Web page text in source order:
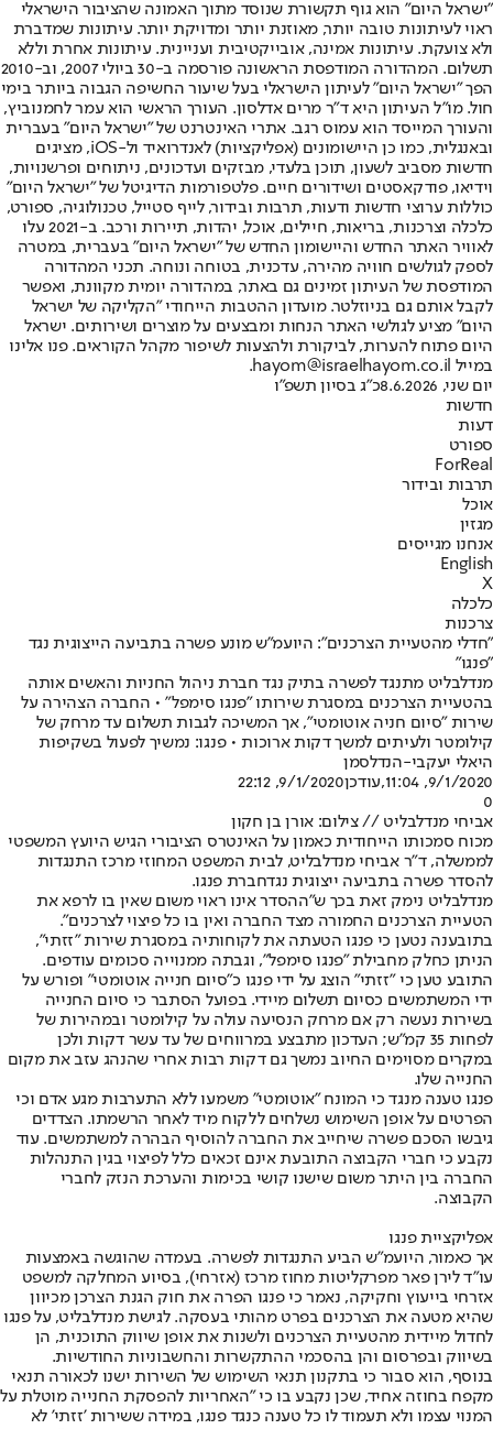
"ישראל היום" הוא גוף תקשורת שנוסד מתוך האמונה שהציבור הישראלי
ראוי לעיתונות טובה יותר, מאוזנת יותר ומדויקת יותר. עיתונות שמדברת
ולא צועקת. עיתונות אמינה, אובייקטיבית ועניינית. עיתונות אחרת וללא
תשלום. המהדורה המודפסת הראשונה פורסמה ב-30 ביולי 2007, וב-2010
הפך "ישראל היום" לעיתון הישראלי בעל שיעור החשיפה הגבוה ביותר בימי
חול. מו"ל העיתון היא ד"ר מרים אדלסון. העורך הראשי הוא עמר לחמנוביץ,
והעורך המייסד הוא עמוס רגב. אתרי האינטרנט של "ישראל היום" בעברית
ובאנגלית, כמו כן היישומונים (אפליקציות) לאנדרואיד ול-iOS, מציגים
חדשות מסביב לשעון, תוכן בלעדי, מבזקים ועדכונים, ניתוחים ופרשנויות,
וידיאו, פודקאסטים ושידורים חיים. פלטפורמות הדיגיטל של "ישראל היום"
כוללות ערוצי חדשות ודעות, תרבות ובידור, לייף סטייל, טכנולוגיה, ספורט,
כלכלה וצרכנות, בריאות, חיילים, אוכל, יהדות, תיירות ורכב. ב-2021 עלו
לאוויר האתר החדש והיישומון החדש של "ישראל היום" בעברית, במטרה
לספק לגולשים חוויה מהירה, עדכנית, בטוחה ונוחה. תכני המהדורה
המודפסת של העיתון זמינים גם באתר, במהדורה יומית מקוונת, ואפשר
לקבל אותם גם בניוזלטר. מועדון ההטבות הייחודי "הקליקה של ישראל
היום" מציע לגולשי האתר הנחות ומבצעים על מוצרים ושירותים. ישראל
היום פתוח להערות, לביקורת ולהצעות לשיפור מקהל הקוראים. פנו אלינו
במייל hayom@israelhayom.co.il.
יום שני, 8.6.2026
כ"ג בסיון תשפ"ו
חדשות
דעות
ספורט
ForReal
תרבות ובידור
אוכל
מגזין
אנחנו מגייסים
English
X
כלכלה
צרכנות
"חדלי מהטעיית הצרכנים": היועמ"ש מונע פשרה בתביעה הייצוגית נגד
"פנגו"
מנדלבליט מתנגד לפשרה בתיק נגד חברת ניהול החניות והאשים אותה
בהטעיית הצרכנים במסגרת שירותו "פנגו סימפל" • החברה הצהירה על
שירות "סיום חניה אוטומטי", אך המשיכה לגבות תשלום עד מרחק של
קילומטר ולעיתים למשך דקות ארוכות • פנגו: נמשיך לפעול בשקיפות
היאלי יעקבי-הנדלסמן
9/1/2020, 11:04
,עודכן9/1/2020, 22:12
0
אביחי מנדלבליט // צילום: אורן בן חקון
מכוח סמכותו הייחודית כאמון על האינטרס הציבורי הגיש היועץ המשפטי
לממשלה, ד"ר אביחי מנדלבליט, לבית המשפט המחוזי מרכז התנגדות
להסדר פשרה בתביעה ייצוגית נגדחברת פנגו.
מנדלבליט נימק זאת בכך ש"ההסדר אינו ראוי משום שאין בו לרפא את
הטעיית הצרכנים החמורה מצד החברה ואין בו כל פיצוי לצרכנים".
בתובענה נטען כי פנגו הטעתה את לקוחותיה במסגרת שירות "זזתי",
הניתן כחלק מחבילת "פנגו סימפל", וגבתה ממנוייה סכומים עודפים.
התובע טען כי "זזתי" הוצג על ידי פנגו כ"סיום חנייה אוטומטי" ופורש על
ידי המשתמשים כסיום תשלום מיידי. בפועל הסתבר כי סיום החנייה
בשירות נעשה רק אם מרחק הנסיעה עולה על קילומטר ובמהירות של
לפחות 35 קמ"ש; העדכון מתבצע במרווחים של עד עשר דקות ולכן
במקרים מסוימים החיוב נמשך גם דקות רבות אחרי שהנהג עזב את מקום
החנייה שלו.
פנגו טענה מנגד כי המונח "אוטומטי" משמעו ללא התערבות מגע אדם וכי
הפרטים על אופן השימוש נשלחים ללקוח מיד לאחר הרשמתו. הצדדים
גיבשו הסכם פשרה שיחייב את החברה להוסיף הבהרה למשתמשים. עוד
נקבע כי חברי הקבוצה התובעת אינם זכאים כלל לפיצוי בגין התנהלות
החברה בין היתר משום שישנו קושי בכימות והערכת הנזק לחברי
הקבוצה.
אפליקציית פנגו
אך כאמור, היועמ"ש הביע התנגדות לפשרה. בעמדה שהוגשה באמצעות
עו"ד לירן פאר מפרקליטות מחוז מרכז (אזרחי), בסיוע המחלקה למשפט
אזרחי בייעוץ וחקיקה, נאמר כי פנגו הפרה את חוק הגנת הצרכן מכיוון
שהיא מטעה את הצרכנים בפרט מהותי בעסקה. לגישת מנדלבליט, על פנגו
לחדול מיידית מהטעיית הצרכנים ולשנות את אופן שיווק התוכנית, הן
בשיווק ובפרסום והן בהסכמי ההתקשרות והחשבוניות החודשיות.
בנוסף, הוא סבור כי בתקנון תנאי השימוש של השירות ישנו לכאורה תנאי
מקפח בחוזה אחיד, שכן נקבע בו כי "האחריות להפסקת החנייה מוטלת על
המנוי עצמו ולא תעמוד לו כל טענה כנגד פנגו, במידה ששירות 'זזתי' לא